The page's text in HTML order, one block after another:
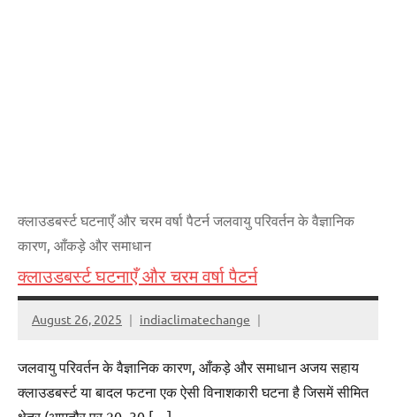
क्लाउडबर्स्ट घटनाएँ और चरम वर्षा पैटर्न जलवायु परिवर्तन के वैज्ञानिक
कारण, आँकड़े और समाधान
क्लाउडबर्स्ट घटनाएँ और चरम वर्षा पैटर्न
August 26, 2025 indiaclimatechange
जलवायु परिवर्तन के वैज्ञानिक कारण, आँकड़े और समाधान अजय सहाय
क्लाउडबर्स्ट या बादल फटना एक ऐसी विनाशकारी घटना है जिसमें सीमित